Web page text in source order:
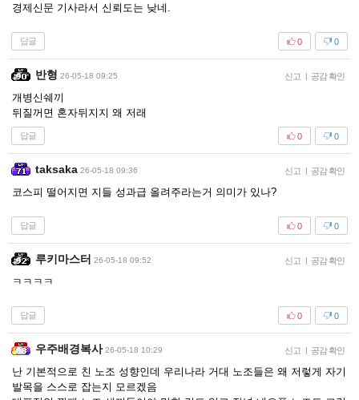
경제신문 기사라서 신뢰도는 낮네.
답글 0
0
반형 26-05-18 09:25 신고 | 공감 확인
개병신쉐끼
뒤질꺼면 혼자뒤지지 왜 저래
답글 0
0
taksaka 26-05-18 09:36 신고 | 공감 확인
코스피 떨어지면 지들 성과급 올려주라는거 의미가 있나?
답글 0
0
루키마스터 26-05-18 09:52 신고 | 공감 확인
ㅋㅋㅋㅋ
답글 0
0
우주배경복사 26-05-18 10:29 신고 | 공감 확인
난 기본적으로 친 노조 성향인데 우리나라 거대 노조들은 왜 저렇게 자기
발목을 스스로 잡는지 모르겠음